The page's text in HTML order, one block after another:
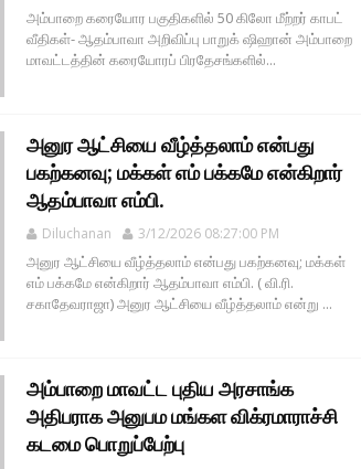
அம்பாறை கரையோர பகுதிகளில் 50 கிலோ மீற்றர் காபட்
வீதிகள்- ஆதம்பாவா அறிவிப்பு பாறுக் ஷிஹான் அம்பாறை
மாவட்டத்தின் கரையோரப் பிரதேசங்களில்...
அனுர ஆட்சியை வீழ்த்தலாம் என்பது
பகற்கனவு; மக்கள் எம் பக்கமே என்கிறார்
ஆதம்பாவா எம்பி.
Diluchanan 3/12/2026 08:27:00 PM
அனுர ஆட்சியை வீழ்த்தலாம் என்பது பகற்கனவு; மக்கள்
எம் பக்கமே என்கிறார் ஆதம்பாவா எம்பி. ( வி.ரி.
சகாதேவராஜா) அனுர ஆட்சியை வீழ்த்தலாம் என்று ...
அம்பாறை மாவட்ட புதிய அரசாங்க
அதிபராக அனுபம மங்கள விக்ரமாராச்சி
கடமை பொறுப்பேற்பு